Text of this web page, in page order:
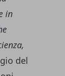
in
del